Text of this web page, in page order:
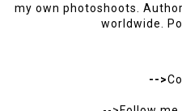
my own photoshoots.
worldwide.
-->